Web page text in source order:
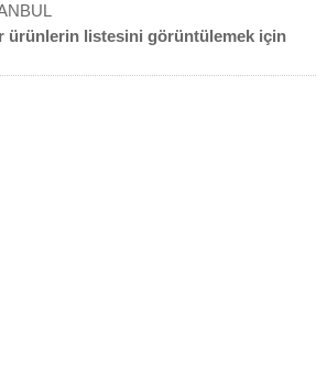
ürünlerin listesini görüntülemek için